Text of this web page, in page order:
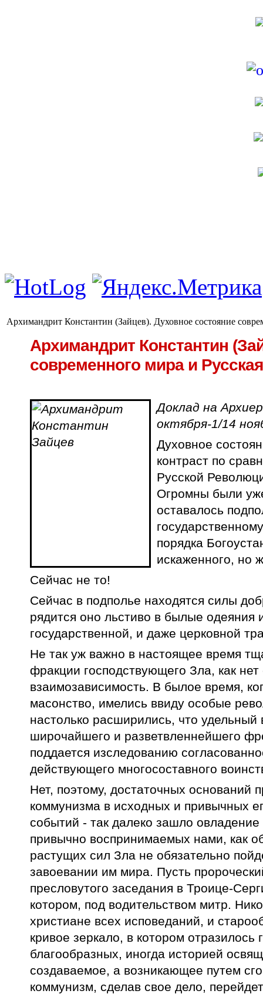
Архимандрит Константин (Зайцев). Духовное состояние
Архимандрит Константин
современного мира и
Доклад на
октября-1/14
Духовное
контраст по
Русской
Огромны были
оставалось
порядка
искаженного, но
Сейчас не то!
Сейчас в подполье находятся силы
рядится оно льстиво в былые одеяния
государственной, и даже церковной
Не так уж важно в настоящее время
фракции господствующего Зла, как
взаимозависимость. В былое время,
масонство, имелись ввиду особые
настолько расширились, что
широчайшего и разветвленнейшего
поддается изследованию
действующего многосоставного
Нет, поэтому, достаточных оснований
коммунизма в исходных и привычных
событий - так далеко зашло
привычно воспринимаемых нами, как
растущих сил Зла не обязательно
завоевании им мира. Пусть
пресловутого заседания в Троице-
котором, под водительством митр.
христиане всех исповеданий, и
кривое зеркало, в котором
благообразных, иногда историей
создаваемое, а возникающее путем
коммунизм, сделав свое дело,